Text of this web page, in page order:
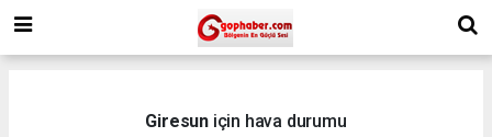
Giresuniçin hava durumu